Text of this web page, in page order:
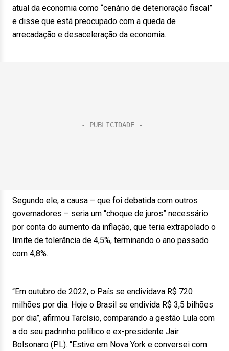
atual da economia como “cenário de deterioração fiscal”
e disse que está preocupado com a queda de
arrecadação e desaceleração da economia.
Segundo ele, a causa – que foi debatida com outros
governadores – seria um “choque de juros” necessário
por conta do aumento da inflação, que teria extrapolado o
limite de tolerância de 4,5%, terminando o ano passado
com 4,8%.
“Em outubro de 2022, o País se endividava R$ 720
milhões por dia. Hoje o Brasil se endivida R$ 3,5 bilhões
por dia”, afirmou Tarcísio, comparando a gestão Lula com
a do seu padrinho político e ex-presidente Jair
Bolsonaro (PL). “Estive em Nova York e conversei com